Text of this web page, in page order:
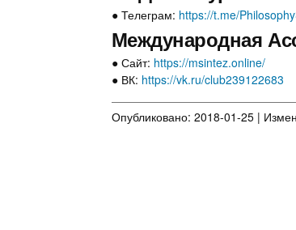
● Телеграм: https://t.me/
Международная
● Сайт: https://msintez.online/
● ВК: https://vk.ru/club239122683
Опубликовано: 2018-01-25 |